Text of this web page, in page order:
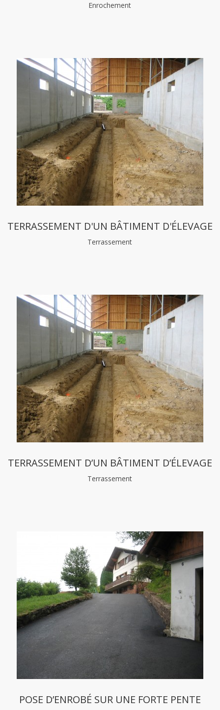
Enrochement
TERRASSEMENT D'UN BÂTIMENT D'ÉLEVAGE
Terrassement
TERRASSEMENT D’UN BÂTIMENT D’ÉLEVAGE
Terrassement
POSE D’ENROBÉ SUR UNE FORTE PENTE